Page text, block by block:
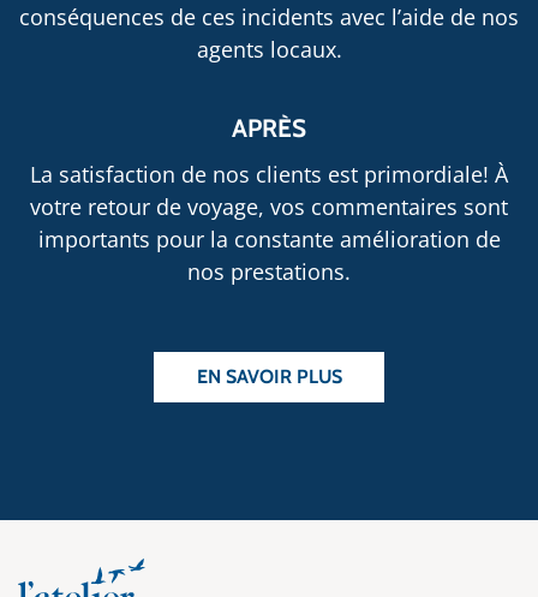
conséquences de ces incidents avec l’aide de nos
agents locaux.
APRÈS
La satisfaction de nos clients est primordiale! À
votre retour de voyage, vos commentaires sont
importants pour la constante amélioration de
nos prestations.
EN SAVOIR PLUS